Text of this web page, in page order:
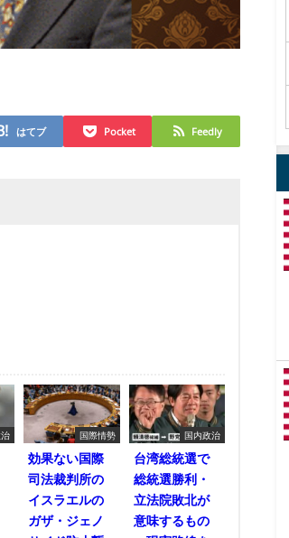
はてブ Pocket Feedly
国際情勢
効果ない国際
司法裁判所の
イスラエルの
ガザ・ジェノ
国内政治
台湾総統選で
総統選勝利・
立法院敗北が
意味するもの